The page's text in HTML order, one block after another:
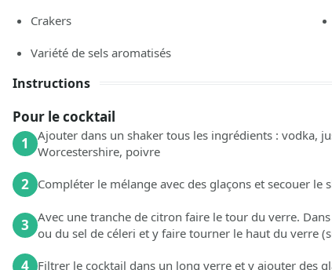
Crakers
Variété de sels aromatisés
Instructions
Pour le cocktail
1
Ajouter dans un shaker tous les ingrédients : vodka,
Worcestershire, poivre
2 Compléter le mélange avec des glaçons et secouer
3 Avec une tranche de citron faire le tour du verre.
ou du sel de céleri et y faire tourner le haut du verre
4 Filtrer le cocktail dans un long verre et y ajouter des